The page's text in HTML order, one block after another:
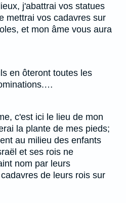
j'abattrai vos statues
mettrai vos cadavres sur
et mon âme vous aura
en ôteront toutes les
c'est ici le lieu de mon
la plante de mes pieds;
au milieu des enfants
et ses rois ne
nom par leurs
de leurs rois sur